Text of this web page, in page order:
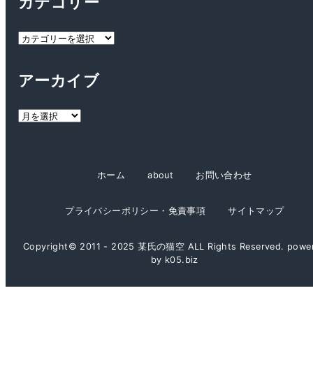
カ
リ
アーカイブ
ア
ホーム about お問い合わせ
プライバシーポリシー・免責事項 サイトマップ
Copyright© 2011 - 2025 某氏の猫空 ALL Rights Reserved.
by k05.biz